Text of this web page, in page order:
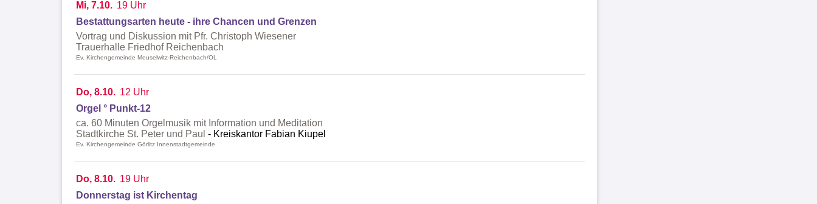
Mi, 7.10. 19 Uhr
Bestattungsarten heute - ihre Chancen und Grenzen
Vortrag und Diskussion mit Pfr. Christoph Wiesener
Trauerhalle Friedhof Reichenbach
Ev. Kirchengemeinde Meuselwitz-Reichenbach/OL
Do, 8.10. 12 Uhr
Orgel ° Punkt-12
ca. 60 Minuten Orgelmusik mit Information und Meditation
Stadtkirche St. Peter und Paul
Kreiskantor Fabian Kiupel
Ev. Kirchengemeinde Görlitz Innenstadtgemeinde
Do, 8.10. 19 Uhr
Donnerstag ist Kirchentag